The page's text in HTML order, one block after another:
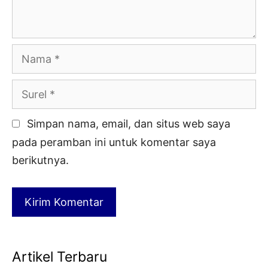
Nama
Surel
Simpan nama, email, dan situs web saya
pada peramban ini untuk komentar saya
berikutnya.
Artikel Terbaru